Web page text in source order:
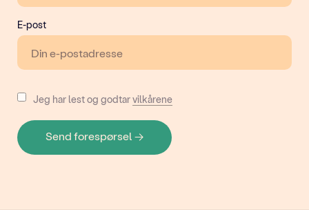
E-post
Jeg har lest og godtarvilkårene
Send forespørsel →